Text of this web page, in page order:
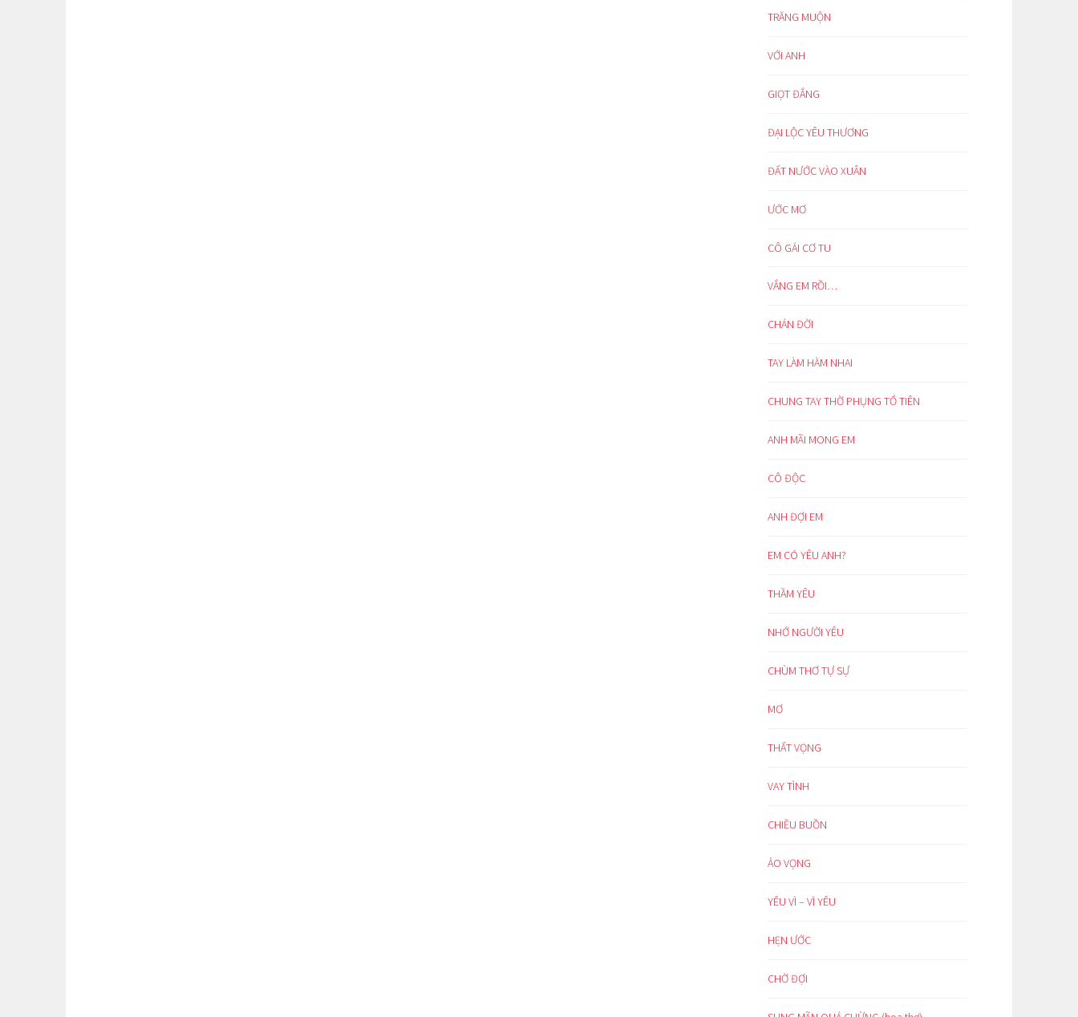
TRĂNG MUỘN
VỚI ANH
GIỌT ĐẮNG
ĐẠI LỘC YÊU THƯƠNG
ĐẤT NƯỚC VÀO XUÂN
ƯỚC MƠ
CÔ GÁI CƠ TU
VẮNG EM RỒI…
CHÁN ĐỜI
TAY LÀM HÀM NHAI
CHUNG TAY THỜ PHỤNG TỔ TIÊN
ANH MÃI MONG EM
CÔ ĐỘC
ANH ĐỢI EM
EM CÓ YÊU ANH?
THẦM YÊU
NHỚ NGƯỜI YÊU
CHÙM THƠ TỰ SỰ
MƠ
THẤT VỌNG
VAY TÌNH
CHIỀU BUỒN
ẢO VỌNG
YÊU VÌ – VÌ YÊU
HẸN ƯỚC
CHỜ ĐỢI